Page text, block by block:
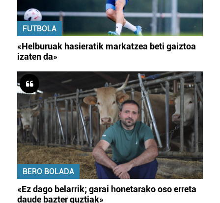
FUTBOLA
«Helburuak hasieratik markatzea beti gaiztoa
izaten da»
BERO BOLADA
«Ez dago belarrik; garai honetarako oso erreta
daude bazter guztiak»